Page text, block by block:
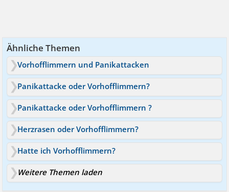
Ähnliche Themen
Vorhofflimmern und Panikattacken
Panikattacke oder Vorhofflimmern?
Panikattacke oder Vorhofflimmern ?
Herzrasen oder Vorhofflimmern?
Hatte ich Vorhofflimmern?
Weitere Themen laden